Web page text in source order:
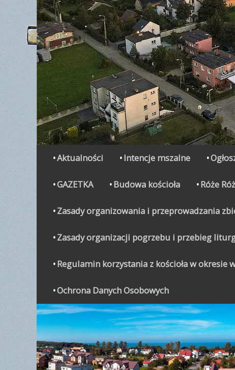
Secondary Menu
Aktualności Intencje mszalne
GAZETKA Budowa kościoła Róże
Zasady organizowania i przeprowadzania
Zasady organizacji pogrzebu i przebieg
Regulamin korzystania z kościoła w
Ochrona Danych Osobowych